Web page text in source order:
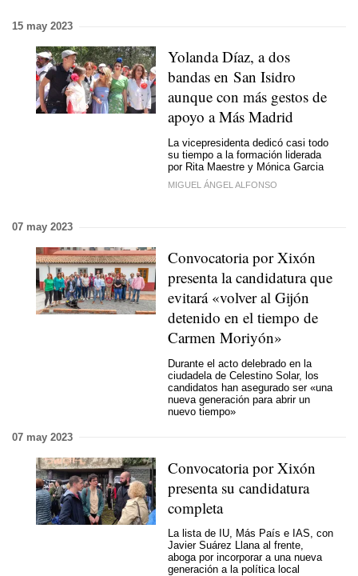
15 may 2023
Yolanda Díaz, a dos
bandas en San Isidro
aunque con más gestos de
apoyo a Más Madrid
La vicepresidenta dedicó casi todo
su tiempo a la formación liderada
por Rita Maestre y Mónica Garcia
MIGUEL ÁNGEL ALFONSO
07 may 2023
Convocatoria por Xixón
presenta la candidatura que
evitará «volver al Gijón
detenido en el tiempo de
Carmen Moriyón»
Durante el acto delebrado en la
ciudadela de Celestino Solar, los
candidatos han asegurado ser «una
nueva generación para abrir un
nuevo tiempo»
07 may 2023
Convocatoria por Xixón
presenta su candidatura
completa
La lista de IU, Más País e IAS, con
Javier Suárez Llana al frente,
aboga por incorporar a una nueva
generación a la política local